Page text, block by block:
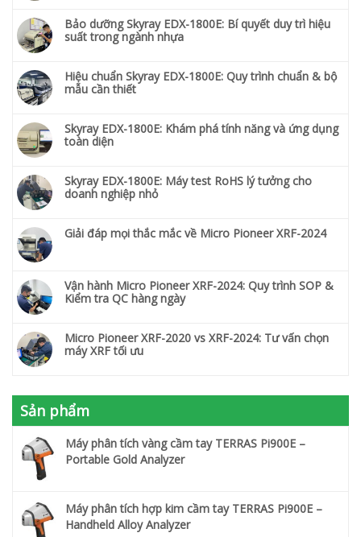
Bảo dưỡng Skyray EDX-1800E: Bí quyết duy trì hiệu
suất trong ngành nhựa
Hiệu chuẩn Skyray EDX-1800E: Quy trình chuẩn & bộ
mẫu cần thiết
Skyray EDX-1800E: Khám phá tính năng và ứng dụng
toàn diện
Skyray EDX-1800E: Máy test RoHS lý tưởng cho
doanh nghiệp nhỏ
Giải đáp mọi thắc mắc về Micro Pioneer XRF-2024
Vận hành Micro Pioneer XRF-2024: Quy trình SOP &
Kiểm tra QC hàng ngày
Micro Pioneer XRF-2020 vs XRF-2024: Tư vấn chọn
máy XRF tối ưu
Sản phẩm
Máy phân tích vàng cầm tay TERRAS Pi900E –
Portable Gold Analyzer
Máy phân tích hợp kim cầm tay TERRAS Pi900E –
Handheld Alloy Analyzer